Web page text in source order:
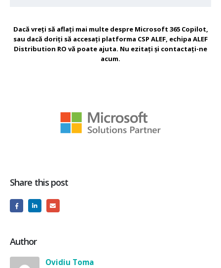
Dacă vreți să aflați mai multe despre Microsoft 365 Copilot,
sau dacă doriți să accesați platforma CSP ALEF, echipa ALEF
Distribution RO vă poate ajuta. Nu ezitați și contactați-ne
acum.
Share this post
Author
Ovidiu Toma